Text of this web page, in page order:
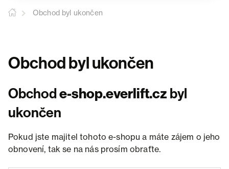
Obchod byl ukončen
Obchod byl ukončen
Obchode-shop.everlift.cz byl
ukončen
Pokud jste majitel tohoto e-shopu a máte zájem o jeho
obnovení, tak se na nás prosím obraťte.